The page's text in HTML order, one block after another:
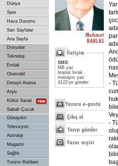
Dünya
Spor
Hava Durumu
Sarı Sayfalar
Ana Sayfa
Dosyalar
Teknoloji
Emlak
Otomobil
Detaylı Arama
Arşiv
Kültür Sanat
Sabah Çocuk
Günaydın
Televizyon
Astroloji
Magazin
Sağlık
Turizm Rehberi
SMS:
MB yaz
boşluk bırak
mesajını yaz
4122'ye gönder
-
-